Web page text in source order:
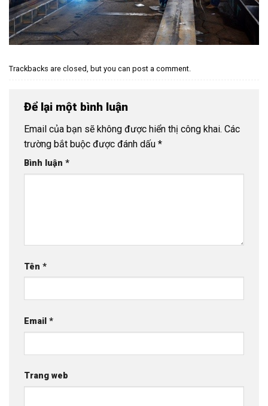
Trackbacks are closed, but you can post a comment.
Để lại một bình luận
Email của bạn sẽ không được hiển thị công khai. Các
trường bắt buộc được đánh dấu *
Bình luận *
Tên *
Email *
Trang web